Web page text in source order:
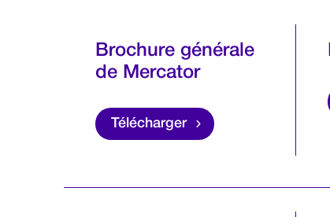
Brochure générale
de Mercator
Télécharger